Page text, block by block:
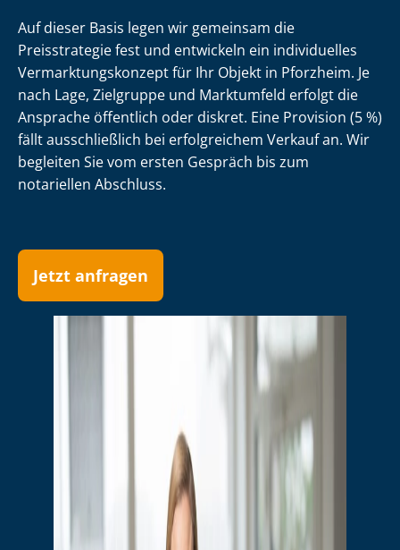
Auf dieser Basis legen wir gemeinsam die
Preisstrategie fest und entwickeln ein individuelles
Ver­mark­tungs­kon­zept für Ihr Objekt in Pforzheim. Je
nach Lage, Zielgruppe und Marktumfeld erfolgt die
Ansprache öffentlich oder diskret. Eine Provision (5 %)
fällt ausschließlich bei erfolgreichem Verkauf an. Wir
begleiten Sie vom ersten Gespräch bis zum
notariellen Abschluss.
Jetzt anfragen